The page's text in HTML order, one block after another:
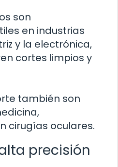
son
en industrias
y la electrónica,
cortes limpios y
también son
cirugías oculares.
precisión